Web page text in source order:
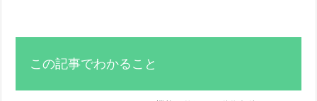
この記事でわかること